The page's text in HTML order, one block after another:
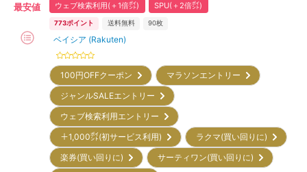
最安値
ウェブ検索利用(＋1倍㌽)
SPU(＋2倍㌽)
773ポイント 送料無料 90枚
ベイシア (Rakuten)
100円OFFクーポン
マラソンエントリー
ジャンルSALEエントリー
ウェブ検索利用エントリー
＋1,000㌽(初サービス利用)
ラクマ(買い回りに)
楽券(買い回りに)
サーティワン(買い回りに)